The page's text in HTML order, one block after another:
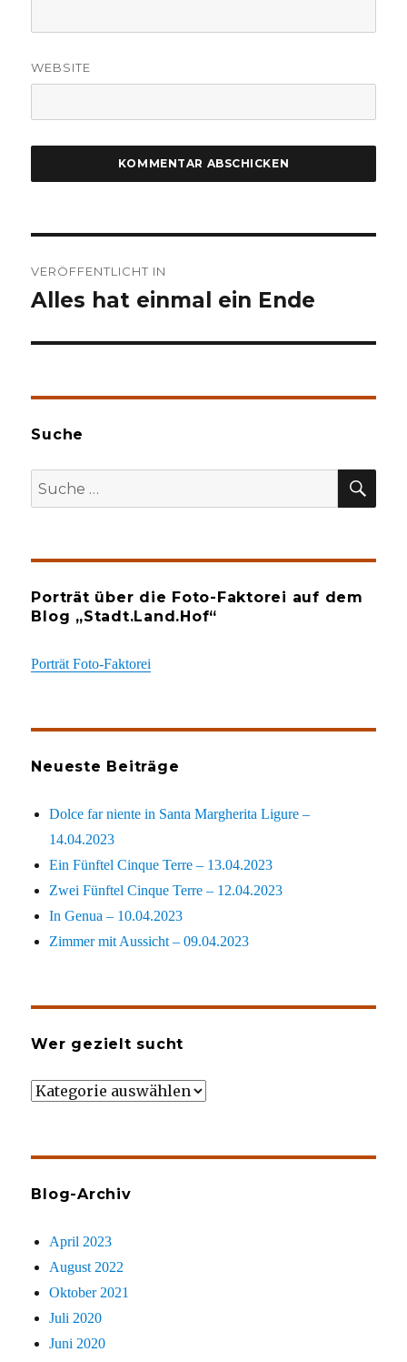
WEBSITE
VERÖFFENTLICHT IN
Alles hat einmal ein Ende
Suche
Suche
nach:
Porträt über die Foto-Faktorei auf dem
Blog „Stadt.Land.Hof“
Porträt Foto-Faktorei
Neueste Beiträge
Dolce far niente in Santa Margherita Ligure –
14.04.2023
Ein Fünftel Cinque Terre – 13.04.2023
Zwei Fünftel Cinque Terre – 12.04.2023
In Genua – 10.04.2023
Zimmer mit Aussicht – 09.04.2023
Wer gezielt sucht
Wer
Blog-Archiv
April 2023
August 2022
Oktober 2021
Juli 2020
Juni 2020